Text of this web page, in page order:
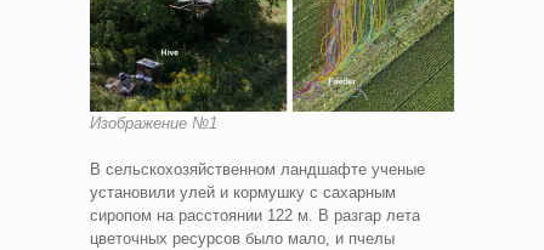
Изображение №1
В сельскохозяйственном ландшафте ученые
установили улей и кормушку с сахарным
сиропом на расстоянии 122 м. В разгар лета
цветочных ресурсов было мало, и пчелы